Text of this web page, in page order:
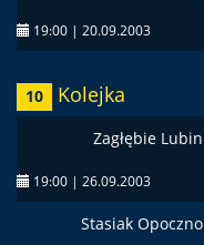
19:00 | 20.09.2003
10 Kolejka
Zagłębie Lubin
19:00 | 26.09.2003
Stasiak Opoczno